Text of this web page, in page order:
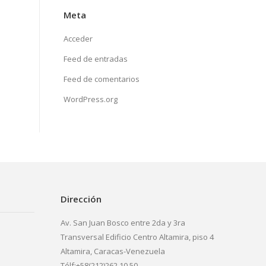
Meta
Acceder
Feed de entradas
Feed de comentarios
WordPress.org
Dirección
Av. San Juan Bosco entre 2da y 3ra
Transversal Edificio Centro Altamira, piso 4
Altamira, Caracas-Venezuela